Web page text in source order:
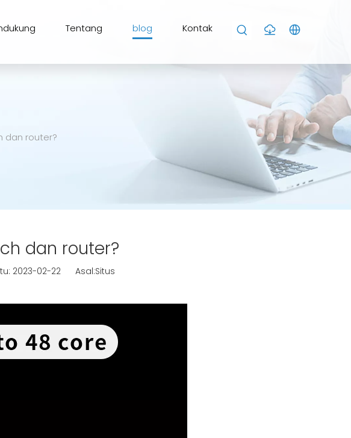
Tentang blog Kontak
dan router?
dan router?
2023-02-22 Asal:Situs